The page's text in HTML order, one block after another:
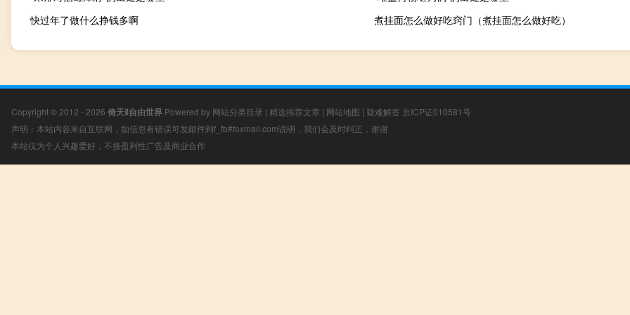
快过年了做什么挣钱多啊
煮挂面怎么做好吃窍门（煮挂面怎么做好吃）
Copyright © 2012 - 2026 倚天Ⅱ自由世界 Powered by 网站分类目录 | 精选推荐文章 | 网站地图 | 疑难解答 京ICP证010581号
声明：本站内容来自互联网，如信息有错误可发邮件到f_fb#foxmail.com说明，我们会及时纠正，谢谢
本站仅为个人兴趣爱好，不接盈利性广告及商业合作